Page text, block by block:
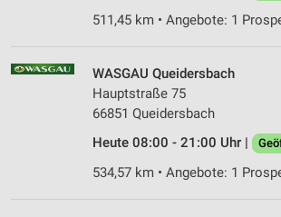
511,45 km • Angebote: 1
WASGAU Queidersbach
Hauptstraße 75
66851 Queidersbach
Heute 08:00 - 21:00 Uhr |
534,57 km • Angebote: 1
Verwendung reduzierter Daten zur Auswahl
Werbeanzeigen
Erstellung von Profilen für personalisierte